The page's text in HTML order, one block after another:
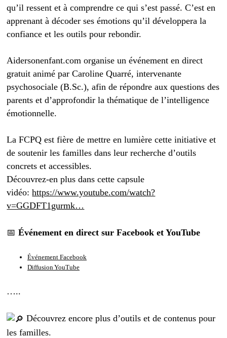
qu’il ressent et à comprendre ce qui s’est passé. C’est en
apprenant à décoder ses émotions qu’il développera la
confiance et les outils pour rebondir.
Aidersonenfant.com organise un événement en direct
gratuit animé par Caroline Quarré, intervenante
psychosociale (B.Sc.), afin de répondre aux questions des
parents et d’approfondir la thématique de l’intelligence
émotionnelle.
La FCPQ est fière de mettre en lumière cette initiative et
de soutenir les familles dans leur recherche d’outils
concrets et accessibles.
Découvrez-en plus dans cette capsule
vidéo:https://www.youtube.com/watch?
v=GGDFT1gurmk…
📅Événement en direct sur Facebook et YouTube
Événement Facebook
Diffusion YouTube
…..
Découvrez encore plus d’outils et de contenus pour
les familles.